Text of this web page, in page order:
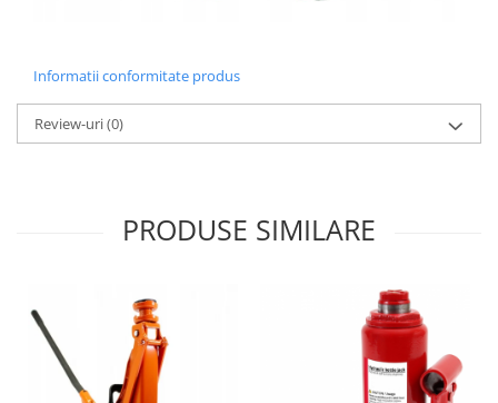
Informatii conformitate produs
Review-uri(0)
PRODUSE SIMILARE